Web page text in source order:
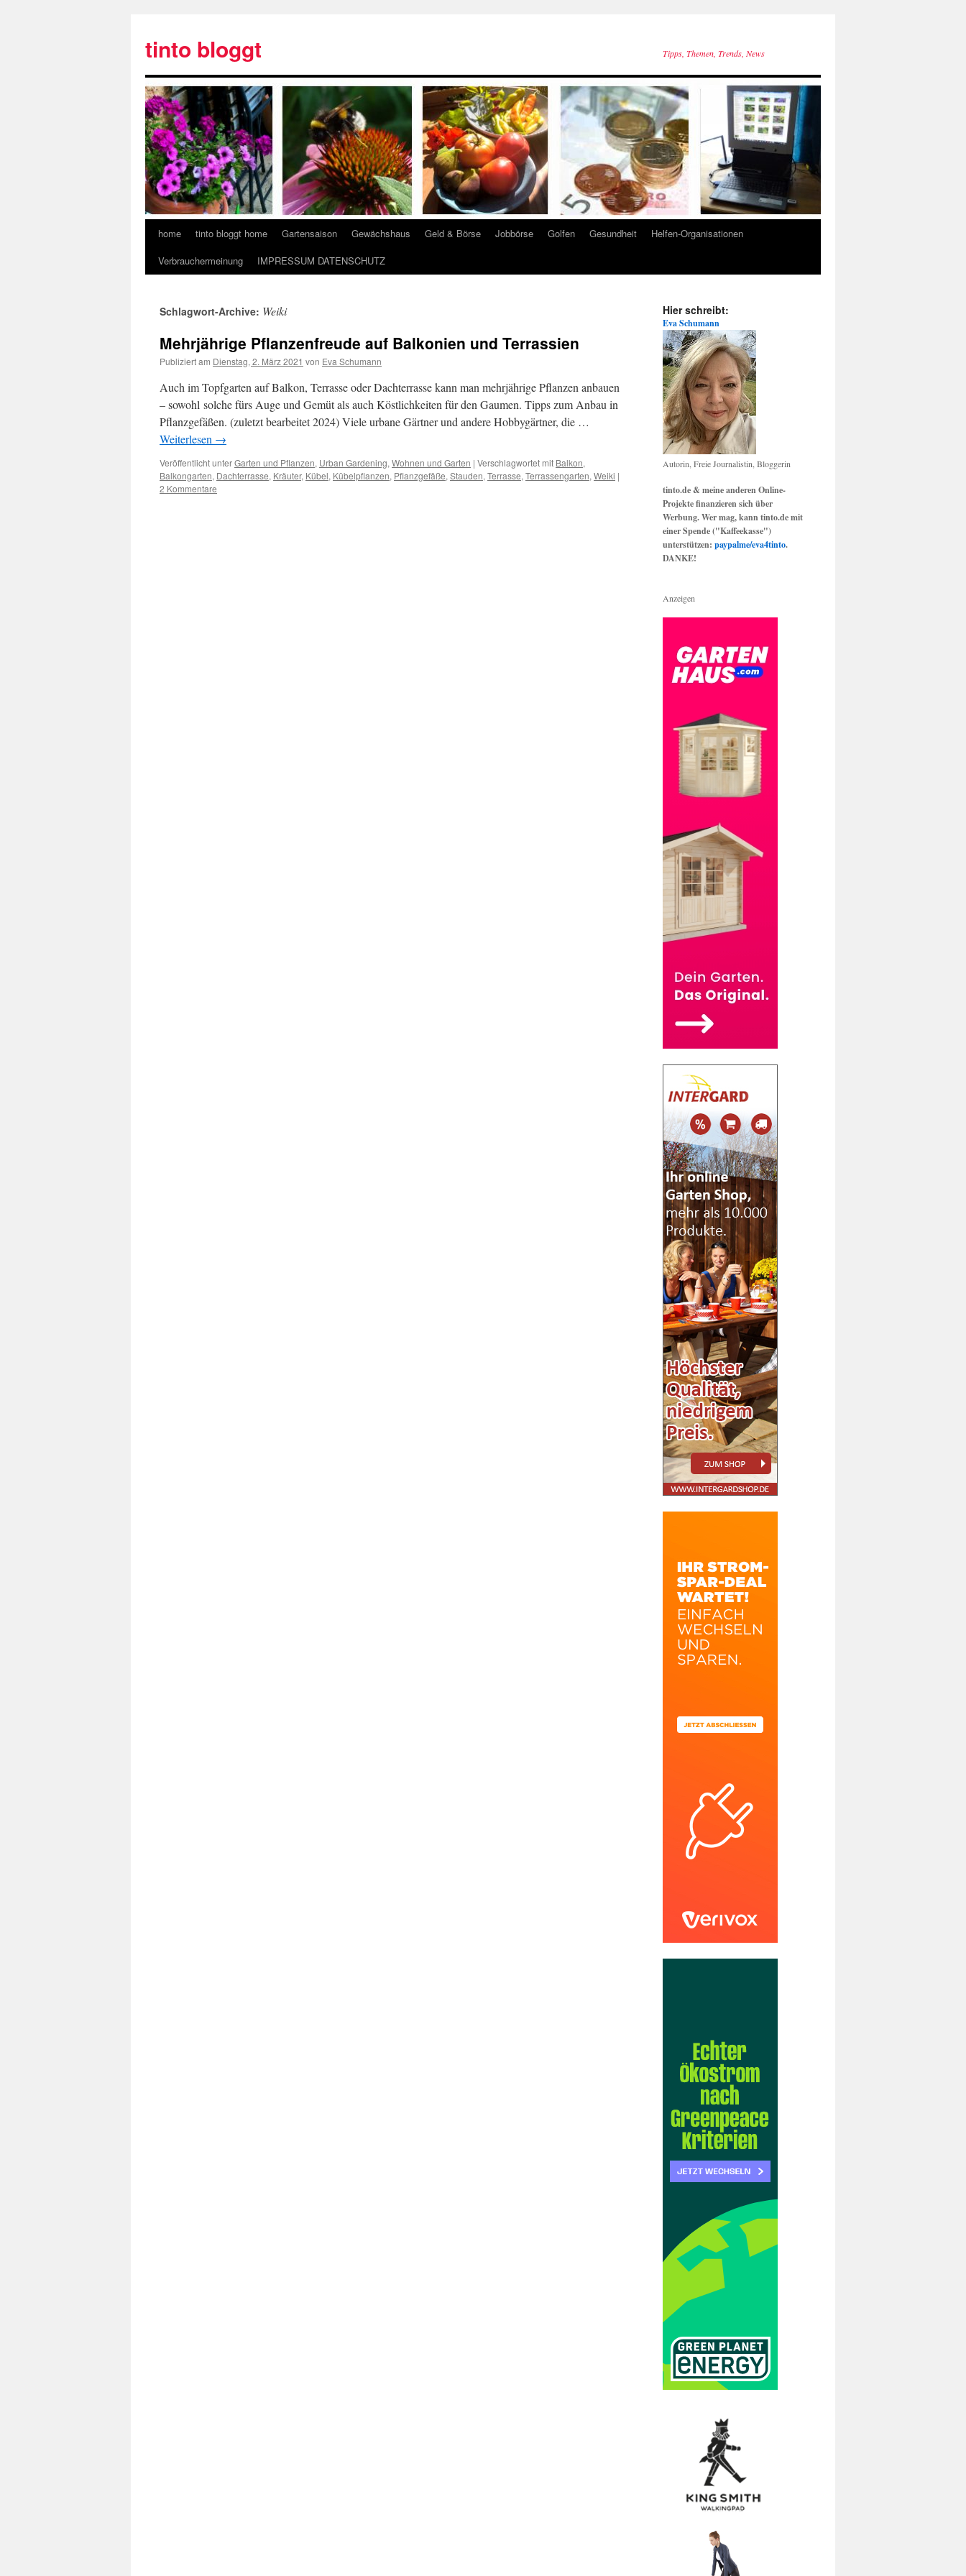
tinto bloggt Tipps, Themen, Trends, News
home tinto bloggt home Gartensaison Gewächshaus Geld & Börse Jobbörse Golfen Gesundheit
Helfen-Organisationen
Verbrauchermeinung
IMPRESSUM DATENSCHUTZ
Schlagwort-Archive: Weiki
Mehrjährige Pflanzenfreude auf Balkonien und Terrassien
Publiziert am Dienstag, 2. März 2021 von Eva Schumann
Auch im Topfgarten auf Balkon, Terrasse oder Dachterrasse kann man mehrjährige Pflanzen anbauen
– sowohl solche fürs Auge und Gemüt als auch Köstlichkeiten für den Gaumen. Tipps zum Anbau in
Pflanzgefäßen. (zuletzt bearbeitet 2024) Viele urbane Gärtner und andere Hobbygärtner, die …
Weiterlesen →
Veröffentlicht unterGarten und Pflanzen, Urban Gardening, Wohnen und Garten | Verschlagwortet mit Balkon,
Balkongarten, Dachterrasse, Kräuter, Kübel, Kübelpflanzen, Pflanzgefäße, Stauden, Terrasse, Terrassengarten, Weiki |
2 Kommentare
Hier schreibt:
Eva Schumann
Autorin, Freie Journalistin, Bloggerin
tinto.de & meine anderen Online-
Projekte finanzieren sich über
Werbung. Wer mag, kann tinto.de mit
einer Spende ("Kaffeekasse")
unterstützen: paypalme/eva4tinto.
DANKE!
Anzeigen